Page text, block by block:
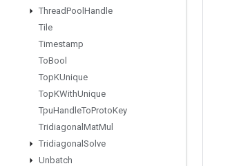
ThreadPool Handle
Tile
Timestamp
ToBool
TopKUnique
TopKWithUnique
TpuHandleToProtoKey
Tridiagonal MatMul
Tridiagonal Solve
Unbatch